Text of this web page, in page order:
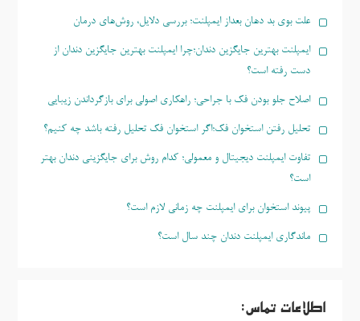
علت بوی بد دهان بعداز ایمپلنت؛ بررسی دلایل، روش‌های درمان
ایمپلنت بهترین جایگزین دندان؛چرا ایمپلنت بهترین جایگزین دندان از
دست رفته است؟
اصلاح جلو بودن فک با جراحی؛ راهکاری اصولی برای بازگرداندن زیبایی
تحلیل رفتن استخوان فک؛اگر استخوان فک تحلیل رفته باشد چه کنیم؟
تفاوت ایمپلنت دیجیتال و معمولی؛ کدام روش برای جایگزینی دندان بهتر
است؟
پیوند استخوان برای ایمپلنت چه زمانی لازم است؟
ماندگاری ایمپلنت دندان چند سال است؟
اطلاعات تماس: